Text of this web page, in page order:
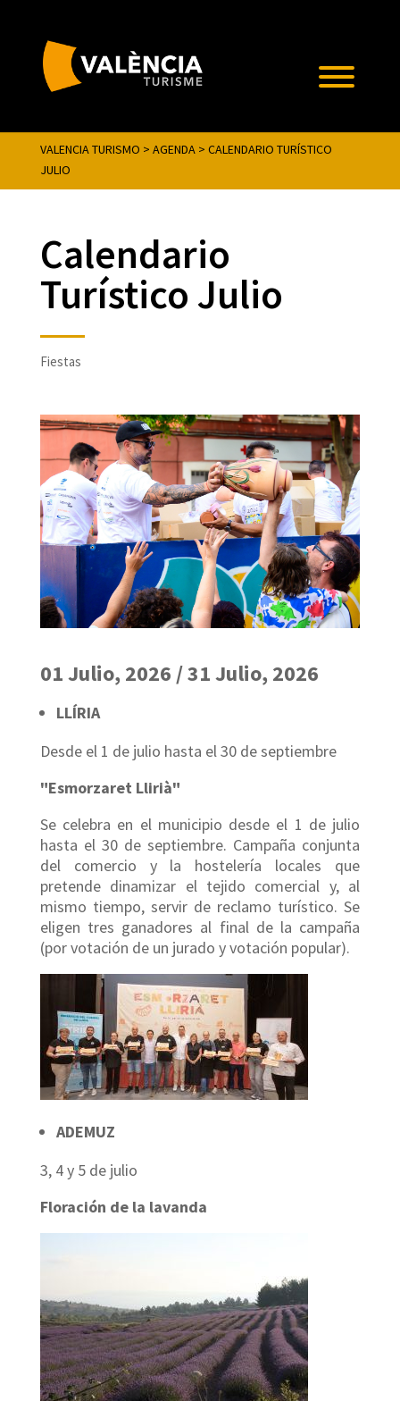
VALENCIA TURISMO > AGENDA> CALENDARIO TURÍSTICO
JULIO
Calendario
Turístico Julio
Fiestas
01 Julio, 2026 / 31 Julio, 2026
LLÍRIA
Desde el 1 de julio hasta el 30 de septiembre
"Esmorzaret Llirià"
Se celebra en el municipio desde el 1 de julio
hasta el 30 de septiembre. Campaña conjunta
del comercio y la hostelería locales que
pretende dinamizar el tejido comercial y, al
mismo tiempo, servir de reclamo turístico. Se
eligen tres ganadores al final de la campaña
(por votación de un jurado y votación popular).
ADEMUZ
3, 4 y 5 de julio
Floración de la lavanda